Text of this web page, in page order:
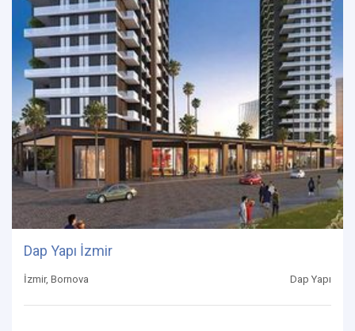
Dap Yapı İzmir
İzmir, Bornova Dap Yapı